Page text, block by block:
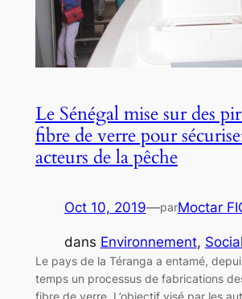
Le Sénégal mise sur des
fibre de verre pour
acteurs de la pêche
Oct 10, 2019—parMoctar
dans Environnement, Social
Le pays de la Téranga a entamé,
temps un processus de fabrications
fibre de verre. L’objectif visé par les